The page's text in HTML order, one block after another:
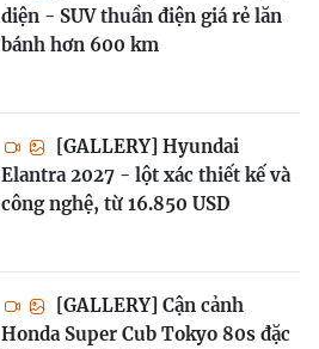
diện - SUV thuần điện giá rẻ lăn
bánh hơn 600 km
[GALLERY] Hyundai
Elantra 2027 - lột xác thiết kế và
công nghệ, từ 16.850 USD
[GALLERY] Cận cảnh
Honda Super Cub Tokyo 80s đặc